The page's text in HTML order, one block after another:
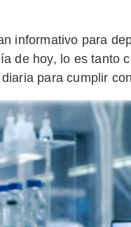
informativo para
de hoy, lo es
para cumplir